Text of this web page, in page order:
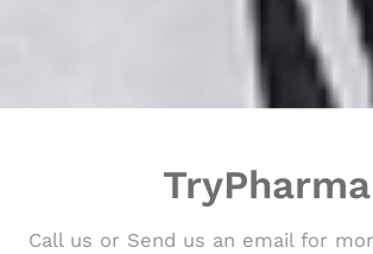
TryPharma
Call us or Send us an email for